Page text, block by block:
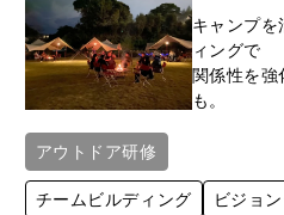
キャンプを
ィングで
関係性を
も。
アウトドア研修
チームビルディング
ビジョ